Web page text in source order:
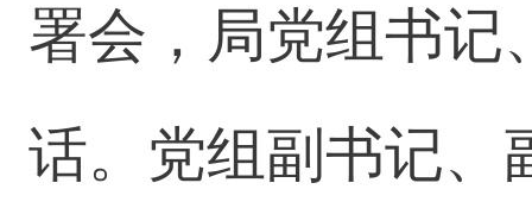
署会，局党组书记
话。党组副书记、